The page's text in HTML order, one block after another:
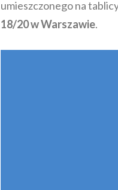
umieszczonego na
18/20 w Warszawie.